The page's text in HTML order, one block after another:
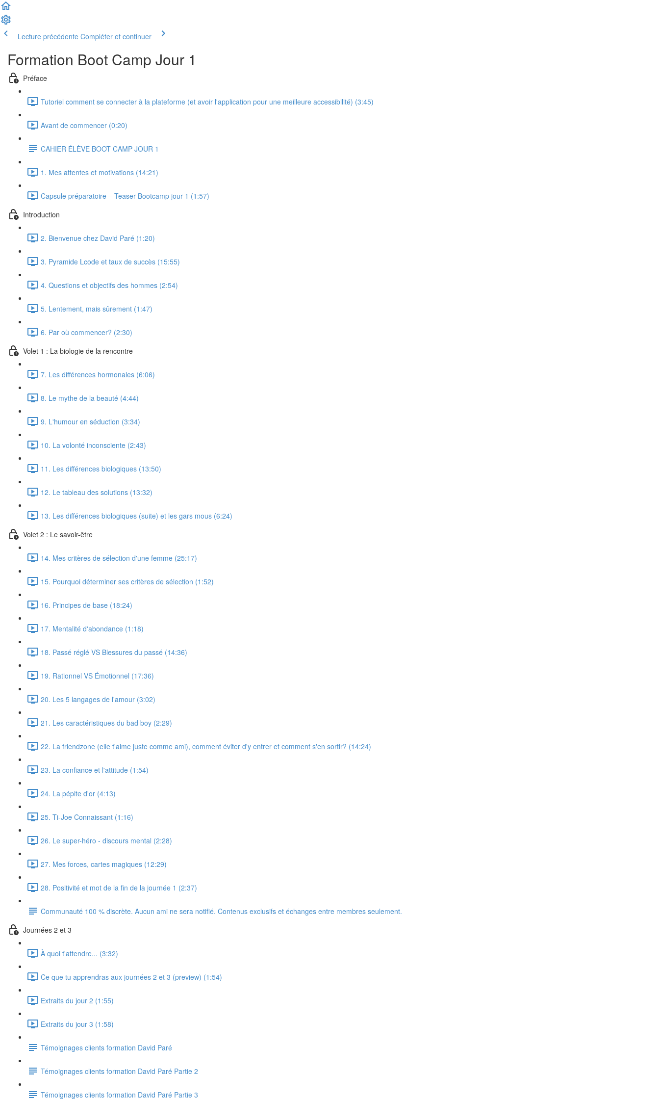
Lecture précédente Compléter et continuer
Formation Boot Camp Jour 1
Préface
Tutoriel comment se connecter à la plateforme (et avoir l'application pour une meilleure accessibilité) (3:45)
Avant de commencer (0:20)
CAHIER ÉLÈVE BOOT CAMP JOUR 1
1. Mes attentes et motivations (14:21)
Capsule préparatoire – Teaser Bootcamp jour 1 (1:57)
Introduction
2. Bienvenue chez David Paré (1:20)
3. Pyramide Lcode et taux de succès (15:55)
4. Questions et objectifs des hommes (2:54)
5. Lentement, mais sûrement (1:47)
6. Par où commencer? (2:30)
Volet 1 : La biologie de la rencontre
7. Les différences hormonales (6:06)
8. Le mythe de la beauté (4:44)
9. L'humour en séduction (3:34)
10. La volonté inconsciente (2:43)
11. Les différences biologiques (13:50)
12. Le tableau des solutions (13:32)
13. Les différences biologiques (suite) et les gars mous (6:24)
Volet 2 : Le savoir-être
14. Mes critères de sélection d'une femme (25:17)
15. Pourquoi déterminer ses critères de sélection (1:52)
16. Principes de base (18:24)
17. Mentalité d'abondance (1:18)
18. Passé réglé VS Blessures du passé (14:36)
19. Rationnel VS Émotionnel (17:36)
20. Les 5 langages de l'amour (3:02)
21. Les caractéristiques du bad boy (2:29)
22. La friendzone (elle t'aime juste comme ami), comment éviter d'y entrer et comment s'en sortir? (14:24)
23. La confiance et l'attitude (1:54)
24. La pépite d'or (4:13)
25. Ti-Joe Connaissant (1:16)
26. Le super-héro - discours mental (2:28)
27. Mes forces, cartes magiques (12:29)
28. Positivité et mot de la fin de la journée 1 (2:37)
Communauté 100 % discrète. Aucun ami ne sera notifié. Contenus exclusifs et échanges entre membres seulement.
Journées 2 et 3
À quoi t'attendre... (3:32)
Ce que tu apprendras aux journées 2 et 3 (preview) (1:54)
Extraits du jour 2 (1:55)
Extraits du jour 3 (1:58)
Témoignages clients formation David Paré
Témoignages clients formation David Paré Partie 2
Témoignages clients formation David Paré Partie 3